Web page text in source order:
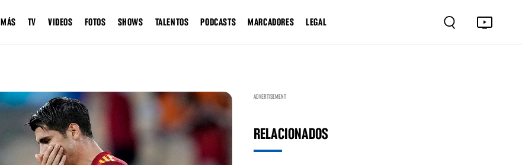
MÁS TV VIDEOS FOTOS SHOWS TALENTOS PODCASTS MARCADORES LEGAL
ADVERTISEMENT
RELACIONADOS